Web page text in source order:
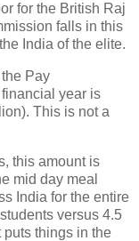
for the British Raj
falls in this
India of the elite.
Pay
year is
This is not a
this amount is
mid day meal
India for the entire
versus 4.5
things in the